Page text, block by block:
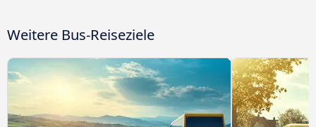
Weitere Bus-Reiseziele